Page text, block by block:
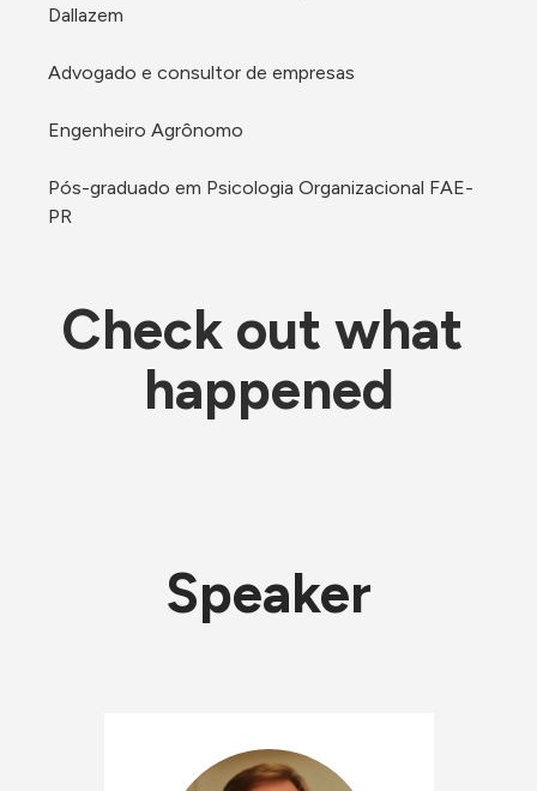
Dallazem
Advogado e consultor de empresas
Engenheiro Agrônomo
Pós-graduado em Psicologia Organizacional FAE-
PR
Check out what
happened
Speaker